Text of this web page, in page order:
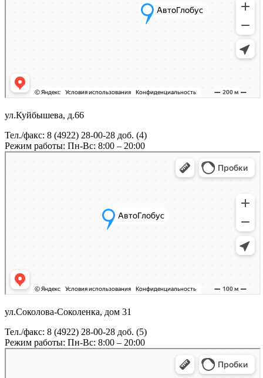
ул.Куйбышева, д.66
Тел./факс: 8 (4922) 28-00-28 доб. (4)
Режим работы: Пн-Вс: 8:00 – 20:00
ул.Соколова-Соколенка, дом 31
Тел./факс: 8 (4922) 28-00-28 доб. (5)
Режим работы: Пн-Вс: 8:00 – 20:00